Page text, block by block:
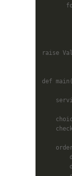
raise
def